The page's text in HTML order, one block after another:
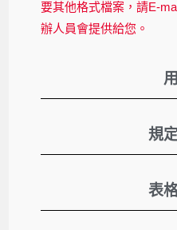
要其他格式檔案，請E-
辦人員會提供給您。
規
表